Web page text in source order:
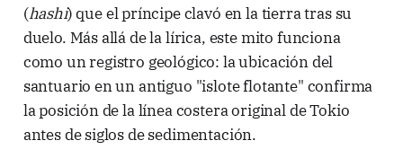
(hashi) que el príncipe clavó en la tierra tras su
duelo. Más allá de la lírica, este mito funciona
como un registro geológico: la ubicación del
santuario en un antiguo "islote flotante" confirma
la posición de la línea costera original de Tokio
antes de siglos de sedimentación.